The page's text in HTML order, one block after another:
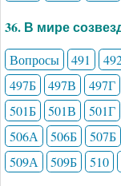
36. В мире
Вопросы 491
497Б
497В 497Г
501Б
501В 501Г
506А
506Б 507Б
509А
509Б 510